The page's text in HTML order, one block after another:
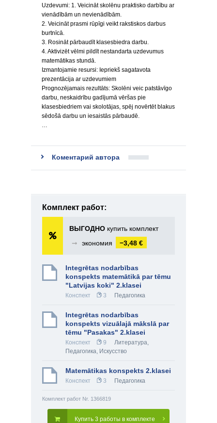
Uzdevumi: 1. Veicināt skolēnu praktisko darbību ar
vienādībām un nevienādībām.
2. Veicināt prasmi rūpīgi veikt rakstiskos darbus
burtnīcā.
3. Rosināt pārbaudīt klasesbiedra darbu.
4. Aktivizēt vēlmi pildīt nestandarta uzdevumus
matemātikas stundā.
Izmantojamie resursi: Iepriekš sagatavota
prezentācija ar uzdevumiem
Prognozējamais rezultāts: Skolēni veic patstāvīgo
darbu, neskaidrību gadījumā vēršas pie
klasesbiedriem vai skolotājas, spēj novērtēt blakus
sēdošā darbu un iesaistās pārbaudē.
…
Коментарий автора
Комплект работ:
ВЫГОДНО купить комплект
➞
экономия −3,48 €
Integrētas nodarbības
konspekts matemātikā par tēmu
"Latvijas koki" 2.klasei
Конспект 3 Педагогика
Integrētas nodarbības
konspekts vizuālajā mākslā par
tēmu "Pasakas" 2.klasei
Конспект 9 Литература,
Педагогика, Искусство
Matemātikas konspekts 2.klasei
Конспект 3 Педагогика
Комплект работ Nr. 1366819
Купить 3 работы в комплекте